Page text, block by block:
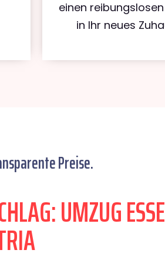
einen
in Ihr neues
Preise.
UMZUG